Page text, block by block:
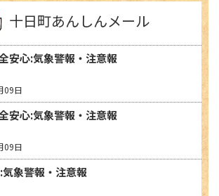
十日町あんしんメール
安心:気象警報・注意報
09日
安心:気象警報・注意報
09日
象警報・注意報